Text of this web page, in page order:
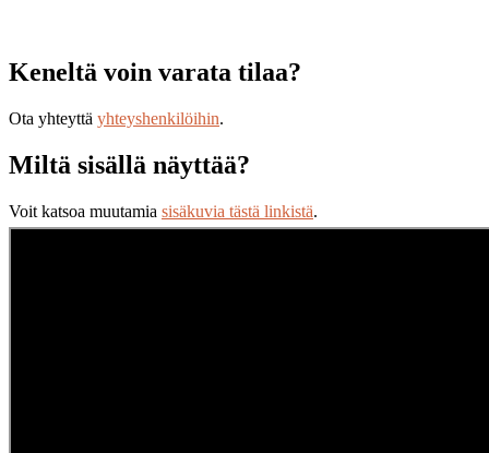
Keneltä voin varata tilaa?
Ota yhteyttä yhteyshenkilöihin.
Miltä sisällä näyttää?
Voit katsoa muutamia sisäkuvia tästä linkistä.